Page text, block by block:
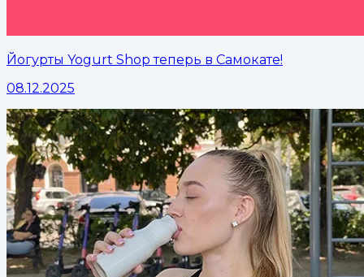
Йогурты Yogurt Shop теперь в Самокате!
08.12.2025